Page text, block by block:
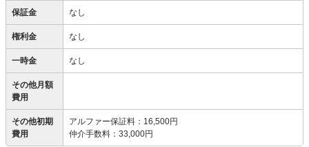
保証金 なし
権利金 なし
一時金 なし
その他月額
費用
その他初期
費用
アルファー保証料 ： 16,500円
仲介手数料 ： 33,000円